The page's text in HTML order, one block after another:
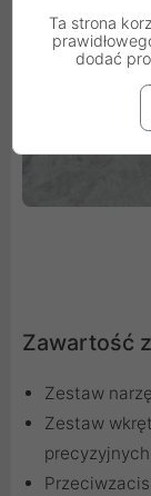
Zawartość
Zestaw
Zestaw
precyzyjnych
Ta strona
dodać